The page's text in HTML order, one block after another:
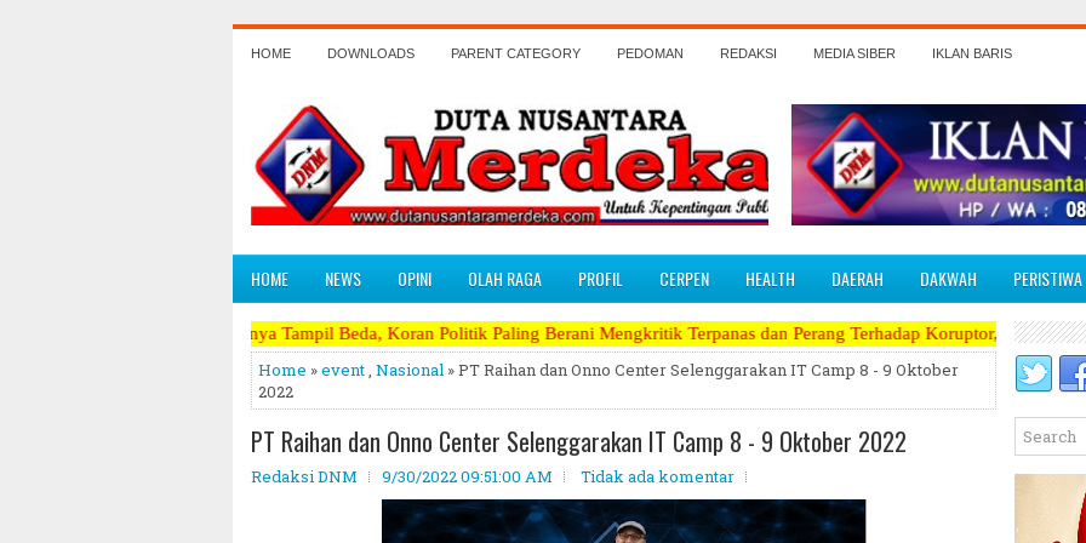
HOME DOWNLOADS PARENT CATEGORY PEDOMAN REDAKSI MEDIA SIBER IKLAN BARIS
HOME NEWS OPINI OLAH RAGA PROFIL CERPEN HEALTH DAERAH DAKWAH PERISTIWA
Satu - Satunya Tampil Beda, Koran Politik Paling Berani Mengkritik Terpanas dan Perang Terhadap Koruptor, Narkoba, Teroris Musuh
Home »event, Nasional » PT Raihan dan Onno Center Selenggarakan IT Camp 8 - 9 Oktober
2022
PT Raihan dan Onno Center Selenggarakan IT Camp 8 - 9 Oktober 2022
Redaksi DNM 9/30/2022 09:51:00 AM Tidak ada komentar